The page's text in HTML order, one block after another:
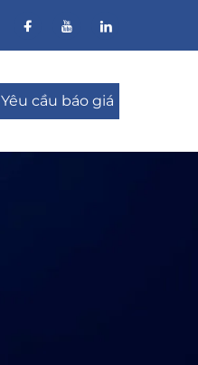
Yêu cầu báo giá